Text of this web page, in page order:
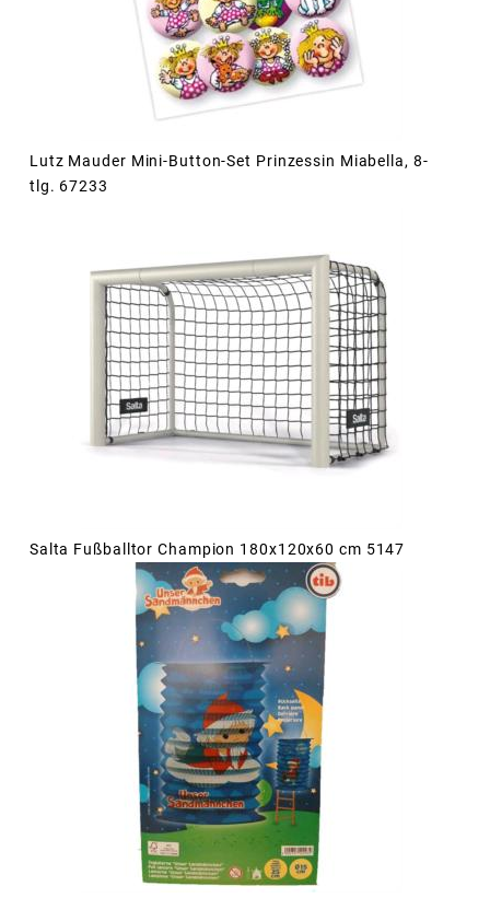
Lutz Mauder Mini-Button-Set Prinzessin Miabella, 8-
tlg. 67233
Salta Fußballtor Champion 180x120x60 cm 5147